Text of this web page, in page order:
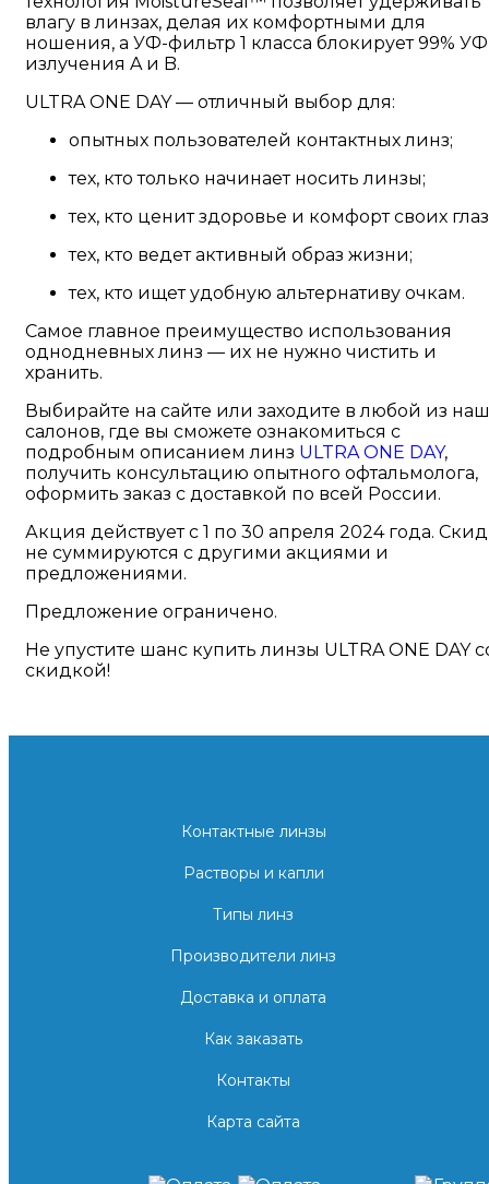
влагу в линзах, делая их комфортными для
ношения, а УФ-фильтр 1 класса блокирует 99%
излучения A и B.
ULTRA ONE DAY — отличный выбор для:
опытных пользователей контактных линз;
тех, кто только начинает носить линзы;
тех, кто ценит здоровье и комфорт своих
тех, кто ведет активный образ жизни;
тех, кто ищет удобную альтернативу очкам.
Самое главное преимущество использования
однодневных линз — их не нужно чистить и
хранить.
Выбирайте на сайте или заходите в любой из
салонов, где вы сможете ознакомиться с
подробным описанием линз ULTRA ONE DAY,
получить консультацию опытного офтальмолога,
оформить заказ с доставкой по всей России.
Акция действует с 1 по 30 апреля 2024 года.
не суммируются с другими акциями и
предложениями.
Предложение ограничено.
Не упустите шанс купить линзы ULTRA ONE DAY
скидкой!
Контактные линзы
Растворы и капли
Типы линз
Производители линз
Доставка и оплата
Как заказать
Контакты
Карта сайта